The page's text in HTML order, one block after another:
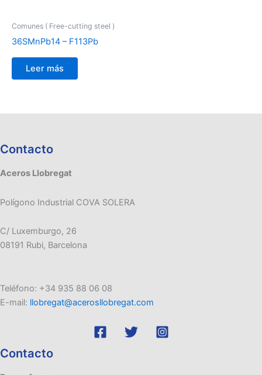
Comunes ( Free-cutting steel )
36SMnPb14 – F113Pb
Leer más
Contacto
Aceros Llobregat
Polígono Industrial COVA SOLERA
C/ Luxemburgo, 26
08191 Rubi, Barcelona
Teléfono: +34 935 88 06 08
E-mail: llobregat@acerosllobregat.com
Contacto